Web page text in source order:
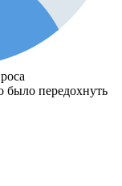
передохнуть